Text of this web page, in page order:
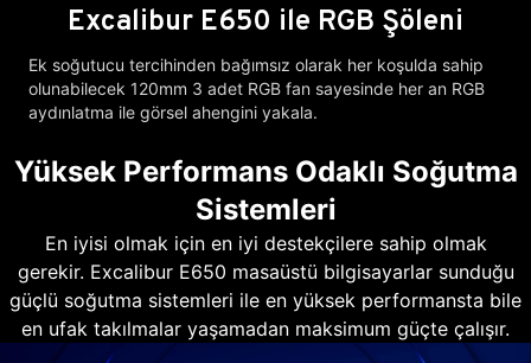
Excalibur E650 ile RGB Şöleni
Ek soğutucu tercihinden bağımsız olarak her koşulda sahip
olunabilecek 120mm 3 adet RGB fan sayesinde her an RGB
aydınlatma ile görsel ahengini yakala.
Yüksek Performans Odaklı Soğutma
Sistemleri
En iyisi olmak için en iyi destekçilere sahip olmak
gerekir. Excalibur E650 masaüstü bilgisayarlar sunduğu
güçlü soğutma sistemleri ile en yüksek performansta bile
en ufak takılmalar yaşamadan maksimum güçte çalışır.